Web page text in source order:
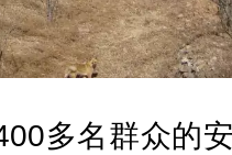
多名群众的